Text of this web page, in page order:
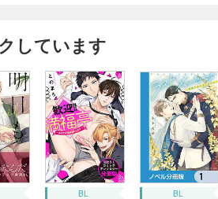
しています
BL BL